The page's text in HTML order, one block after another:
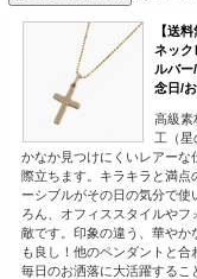
【送
ネック
ルバー
念日/
高級素
工（星
かなか見つけにくいレアーな
際立ちます。キラキラと満点
ーシブルがその日の気分で
ろん、オフィススタイルや
敵です。印象の違う、華やか
も良し！他のペンダントと合
毎日のお洒落に大活躍するこ